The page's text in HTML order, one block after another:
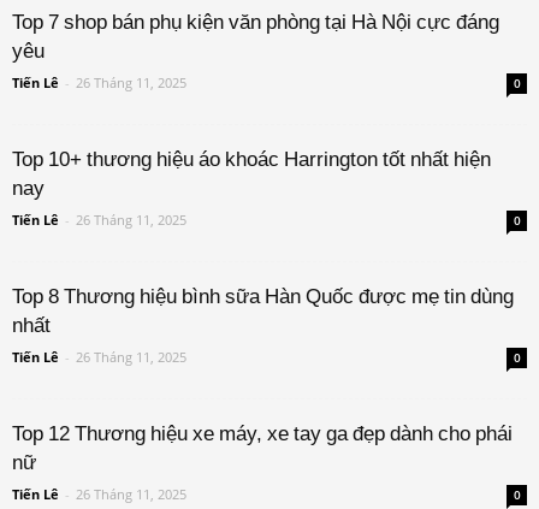
Top 7 shop bán phụ kiện văn phòng tại Hà Nội cực đáng
yêu
Tiến Lê - 26 Tháng 11, 2025 0
Top 10+ thương hiệu áo khoác Harrington tốt nhất hiện
nay
Tiến Lê - 26 Tháng 11, 2025 0
Top 8 Thương hiệu bình sữa Hàn Quốc được mẹ tin dùng
nhất
Tiến Lê - 26 Tháng 11, 2025 0
Top 12 Thương hiệu xe máy, xe tay ga đẹp dành cho phái
nữ
Tiến Lê - 26 Tháng 11, 2025 0